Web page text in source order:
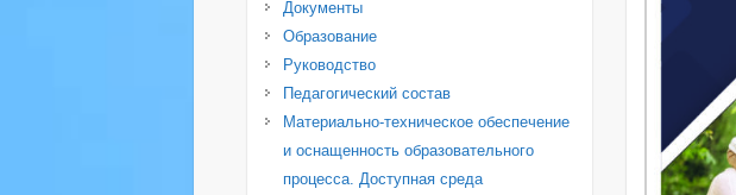
Документы
Образование
Руководство
Педагогический состав
Материально-техническое обеспечение
и оснащенность образовательного
процесса. Доступная среда